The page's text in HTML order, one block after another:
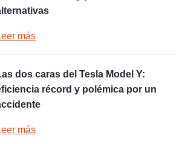
más
dos caras del Tesla Model Y:
récord y polémica por un
más